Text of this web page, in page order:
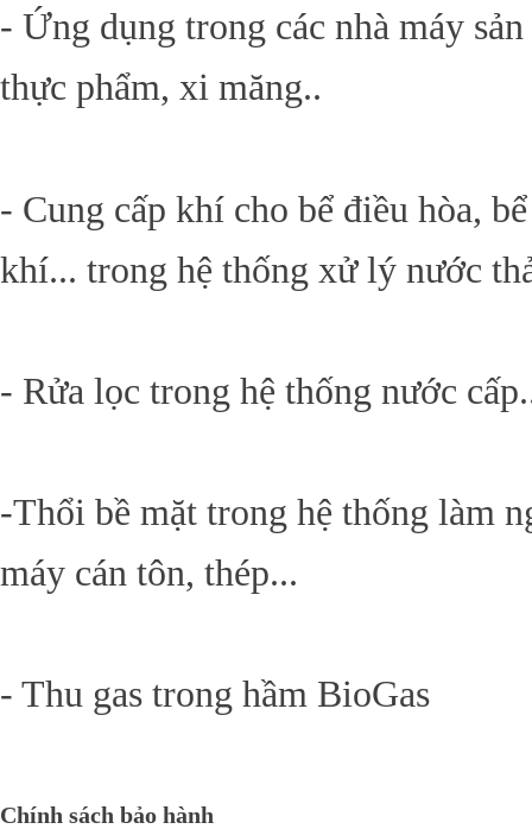
- Ứng dụng trong các nhà máy
thực phẩm, xi măng..
- Cung cấp khí cho bể điều hòa,
khí... trong hệ thống xử lý nước
- Rửa lọc trong hệ thống nước
-Thổi bề mặt trong hệ thống làm
máy cán tôn, thép...
- Thu gas trong hầm BioGas
Chính sách bảo hành